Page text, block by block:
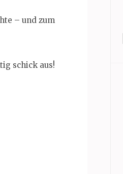
– und zum
schick aus!